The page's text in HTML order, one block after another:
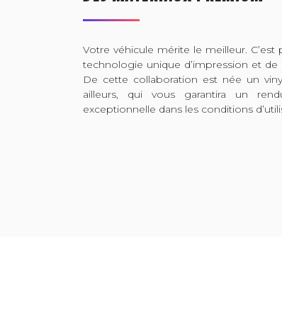
Votre véhicule mérite le meilleur.
technologie unique d’impression et
De cette collaboration est née un
ailleurs, qui vous garantira un
exceptionnelle dans les conditions